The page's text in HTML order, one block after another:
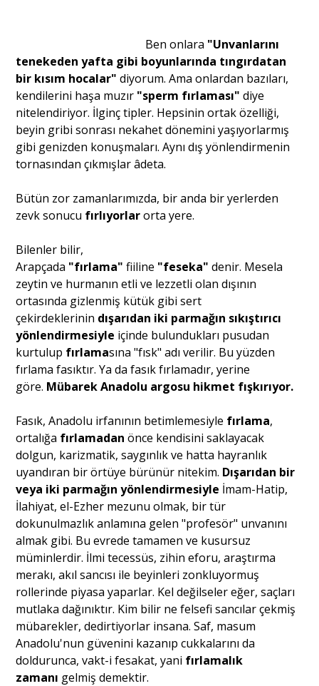
Dünya
Yorum - Analiz
Söyleşi
Yazı Dizisi
Portre
Yazarlar
Eğitim
Dosya Haber
Ankara Analiz
Sağlık
Ben onlara "Unvanlarını
tenekeden yafta gibi boyunlarında tıngırdatan
bir kısım hocalar"diyorum. Ama onlardan bazıları,
kendilerini haşa muzır "sperm fırlaması" diye
nitelendiriyor. İlginç tipler. Hepsinin ortak özelliği,
beyin gribi sonrası nekahet dönemini yaşıyorlarmış
gibi genizden konuşmaları. Aynı dış yönlendirmenin
tornasından çıkmışlar âdeta.
Bütün zor zamanlarımızda, bir anda bir yerlerden
zevk sonucu fırlıyorlarorta yere.
Bilenler bilir,
Arapçada "fırlama" fiiline "feseka" denir. Mesela
zeytin ve hurmanın etli ve lezzetli olan dışının
ortasında gizlenmiş kütük gibi sert
çekirdeklerinin dışarıdan iki parmağın sıkıştırıcı
yönlendirmesiyle içinde bulundukları pusudan
kurtulup fırlamasına "fısk" adı verilir. Bu yüzden
fırlama fasıktır. Ya da fasık fırlamadır, yerine
göre. Mübarek Anadolu argosu hikmet fışkırıyor.
Fasık, Anadolu irfanının betimlemesiyle fırlama,
ortalığa fırlamadanönce kendisini saklayacak
dolgun, karizmatik, saygınlık ve hatta hayranlık
uyandıran bir örtüye bürünür nitekim. Dışarıdan bir
veya iki parmağın yönlendirmesiyle İmam-Hatip,
İlahiyat, el-Ezher mezunu olmak, bir tür
dokunulmazlık anlamına gelen "profesör" unvanını
almak gibi. Bu evrede tamamen ve kusursuz
müminlerdir. İlmi tecessüs, zihin eforu, araştırma
merakı, akıl sancısı ile beyinleri zonkluyormuş
rollerinde piyasa yaparlar. Kel değilseler eğer, saçları
mutlaka dağınıktır. Kim bilir ne felsefi sancılar çekmiş
mübarekler, dedirtiyorlar insana. Saf, masum
Anadolu'nun güvenini kazanıp cukkalarını da
doldurunca, vakt-i fesakat, yani fırlamalık
zamanı gelmiş demektir.